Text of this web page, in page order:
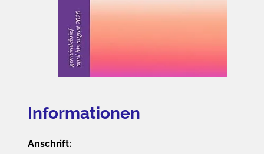
Informationen
Anschrift: